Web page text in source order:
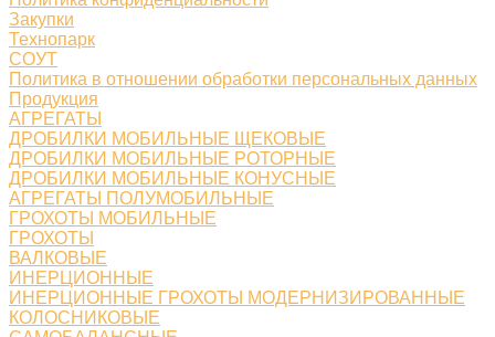
Закупки
Технопарк
СОУТ
Политика в отношении обработки персональных данных
Продукция
АГРЕГАТЫ
ДРОБИЛКИ МОБИЛЬНЫЕ ЩЕКОВЫЕ
ДРОБИЛКИ МОБИЛЬНЫЕ РОТОРНЫЕ
ДРОБИЛКИ МОБИЛЬНЫЕ КОНУСНЫЕ
АГРЕГАТЫ ПОЛУМОБИЛЬНЫЕ
ГРОХОТЫ МОБИЛЬНЫЕ
ГРОХОТЫ
ВАЛКОВЫЕ
ИНЕРЦИОННЫЕ
ИНЕРЦИОННЫЕ ГРОХОТЫ МОДЕРНИЗИРОВАННЫЕ
КОЛОСНИКОВЫЕ